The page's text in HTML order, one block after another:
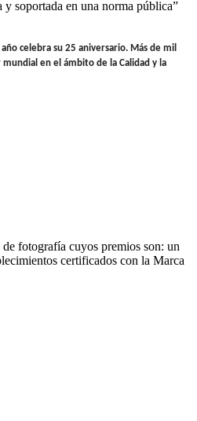
soportada en una norma pública”
celebra su 25 aniversario. Más de mil
en el ámbito de la Calidad y la
fotografía cuyos premios son: un
certificados con la Marca